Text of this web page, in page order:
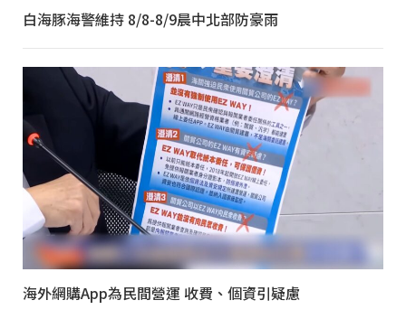
白海豚海警維持 8/8-8/9晨中北部防豪雨
海外網購App為民間營運 收費、個資引疑慮